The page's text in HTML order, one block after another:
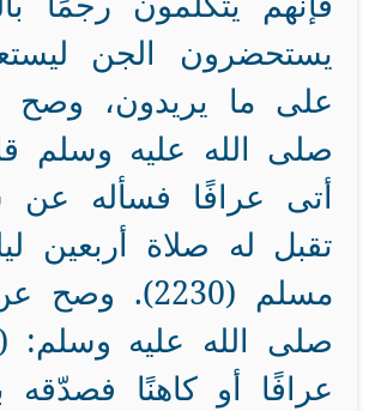
يستحضرون الجن
على ما يريدون، وصح
صلى الله عليه وسلم
أتى عرافًا فسأله
تقبل له صلاة أربعين
مسلم (2230).
صلى الله عليه وسلم:
عرافًا أو كاهنًا فصدّقه